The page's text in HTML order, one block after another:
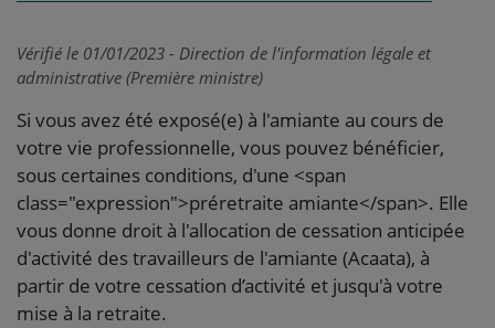
Vérifié le 01/01/2023 - Direction de l'information légale et
administrative (Première ministre)
Si vous avez été exposé(e) à l'amiante au cours de
votre vie professionnelle, vous pouvez bénéficier,
sous certaines conditions, d'une <span
class="expression">préretraite amiante</span>. Elle
vous donne droit à l'allocation de cessation anticipée
d'activité des travailleurs de l'amiante (Acaata), à
partir de votre cessation d’activité et jusqu'à votre
mise à la retraite.